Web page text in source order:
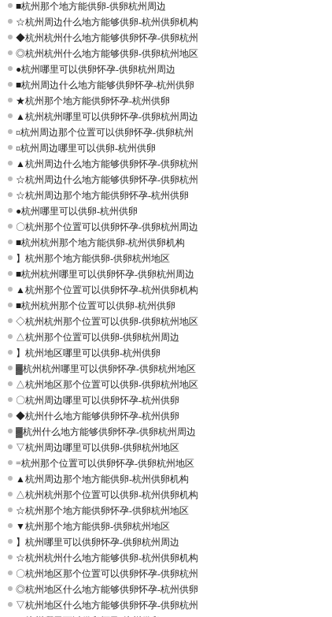
■杭州那个地方能供卵-供卵杭州周边
☆杭州周边什么地方能够供卵-杭州供卵机构
◆杭州杭州什么地方能够供卵怀孕-供卵杭州
◎杭州杭州什么地方能够供卵-供卵杭州地区
●杭州哪里可以供卵怀孕-供卵杭州周边
■杭州周边什么地方能够供卵怀孕-杭州供卵
★杭州那个地方能供卵怀孕-杭州供卵
▲杭州杭州哪里可以供卵怀孕-供卵杭州周边
¤杭州周边那个位置可以供卵怀孕-供卵杭州
¤杭州周边哪里可以供卵-杭州供卵
▲杭州周边什么地方能够供卵怀孕-供卵杭州
☆杭州周边什么地方能够供卵怀孕-供卵杭州
☆杭州周边那个地方能供卵怀孕-杭州供卵
●杭州哪里可以供卵-杭州供卵
〇杭州那个位置可以供卵怀孕-供卵杭州周边
■杭州杭州那个地方能供卵-杭州供卵机构
】杭州那个地方能供卵-供卵杭州地区
■杭州杭州哪里可以供卵怀孕-供卵杭州周边
▲杭州那个位置可以供卵怀孕-杭州供卵机构
■杭州杭州那个位置可以供卵-杭州供卵
◇杭州杭州那个位置可以供卵-供卵杭州地区
△杭州那个位置可以供卵-供卵杭州周边
】杭州地区哪里可以供卵-杭州供卵
▓杭州杭州哪里可以供卵怀孕-供卵杭州地区
△杭州地区那个位置可以供卵-供卵杭州地区
〇杭州周边哪里可以供卵怀孕-杭州供卵
◆杭州什么地方能够供卵怀孕-杭州供卵
▓杭州什么地方能够供卵怀孕-供卵杭州周边
▽杭州周边哪里可以供卵-供卵杭州地区
=杭州那个位置可以供卵怀孕-供卵杭州地区
▲杭州周边那个地方能供卵-杭州供卵机构
△杭州杭州那个位置可以供卵-杭州供卵机构
☆杭州那个地方能供卵怀孕-供卵杭州地区
▼杭州那个地方能供卵-供卵杭州地区
】杭州哪里可以供卵怀孕-供卵杭州周边
☆杭州杭州什么地方能够供卵-杭州供卵机构
〇杭州地区那个位置可以供卵怀孕-供卵杭州
◎杭州地区什么地方能够供卵怀孕-杭州供卵
▽杭州地区什么地方能够供卵怀孕-供卵杭州